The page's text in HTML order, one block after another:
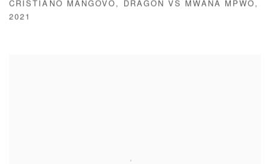
CRISTIANO MANGOVO , DRAGON VS MWANA MPWO ,
2021